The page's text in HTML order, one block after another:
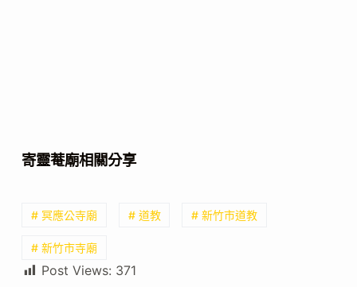
寄靈菴廟相關分享
# 冥應公寺廟 # 道教 # 新竹市道教
# 新竹市寺廟
Post Views: 371